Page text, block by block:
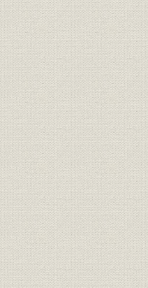
システム化への取組み―オゾン発生装
新分野への展開―パルプ漂白分野へ
ロセス装置事業
とマイクロテクノロジーへの参入
界での存在感高める〔1991年~2000
品化と事業成長〔2001年~2010年〕
バイス事業
とセンサー基礎研究
化